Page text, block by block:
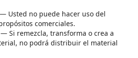
Usted no puede hacer uso del
comerciales.
Si remezcla, transforma o crea a
no podrá distribuir el material